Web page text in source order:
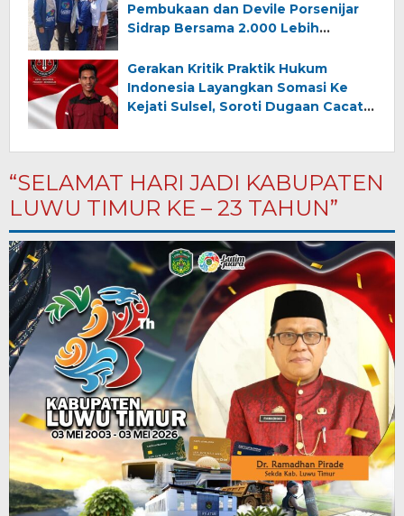
Pembukaan dan Devile Porsenijar
Sidrap Bersama 2.000 Lebih
Gerakan Kritik Praktik Hukum
Indonesia Layangkan Somasi Ke
Kejati Sulsel, Soroti Dugaan Cacat
“SELAMAT HARI JADI KABUPATEN
LUWU TIMUR KE – 23 TAHUN”